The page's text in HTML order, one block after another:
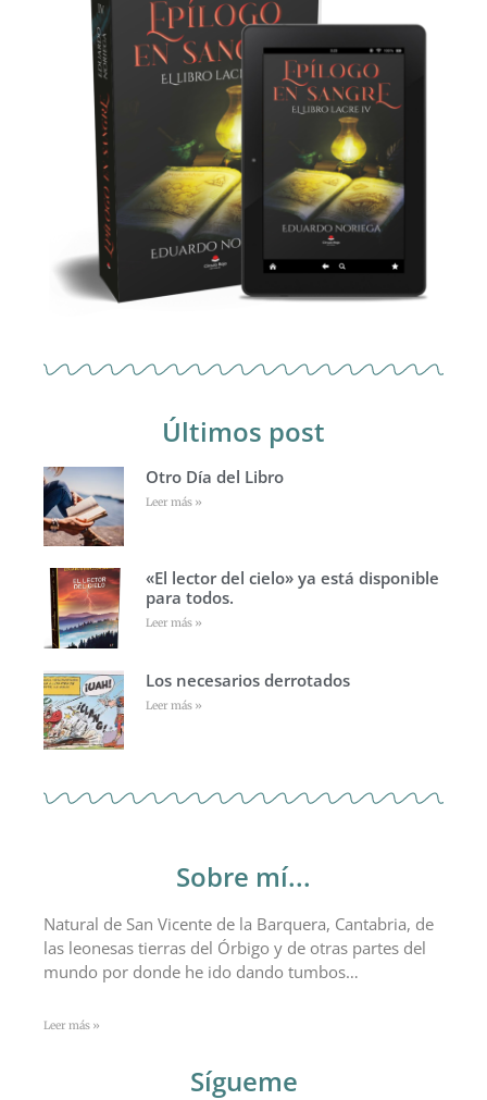
Últimos post
Otro Día del Libro
Leer más »
«El lector del cielo» ya está disponible
para todos.
Leer más »
Los necesarios derrotados
Leer más »
Sobre mí...
Natural de San Vicente de la Barquera, Cantabria, de
las leonesas tierras del Órbigo y de otras partes del
mundo por donde he ido dando tumbos…
Leer más »
Sígueme